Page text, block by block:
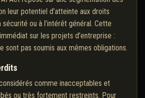
leur potentiel d’atteinte aux droits
sécurité ou à l’intérêt général. Cette
sur les projets d’entreprise :
sont pas soumis aux mêmes obligations.
comme inacceptables et
ou très fortement restreints. Pour